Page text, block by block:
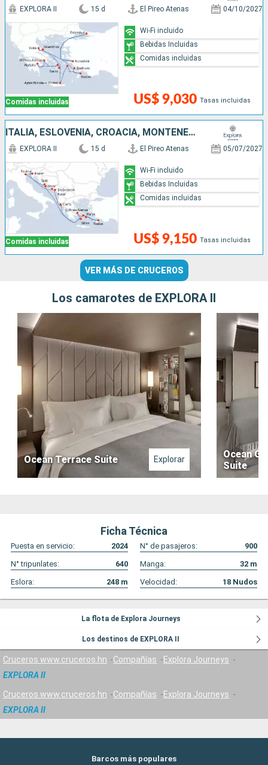
Comidas incluidas
EXPLORA II 15 d El Pireo Atenas 04/10/2027
US$ 9,030 Tasas incluidas
Wi-Fi incluido
Bebidas Incluidas
Comidas incluidas
ITALIA, ESLOVENIA, CROACIA, MONTENEGRO, GRECIA
Comidas incluidas
EXPLORA II 15 d El Pireo Atenas 05/07/2027
US$ 9,150 Tasas incluidas
Wi-Fi incluido
Bebidas Incluidas
Comidas incluidas
VER MÁS DE CRUCEROS
Los camarotes de EXPLORA II
Ocean Terrace Suite Explorar
Ocean
Suite
Ficha Técnica
Puesta en servicio: 2024 N° de pasajeros:
900
N° tripunlates:
640 Manga: 32 m
Eslora:
248 m Velocidad: 18 Nudos
La flota de Explora Journeys
Los destinos de EXPLORA II
Cruceros www.cruceros.hn Compañías
Explora Journeys
EXPLORA II
Cruceros www.cruceros.hn Compañías
Explora Journeys
EXPLORA II
Barcos más populares